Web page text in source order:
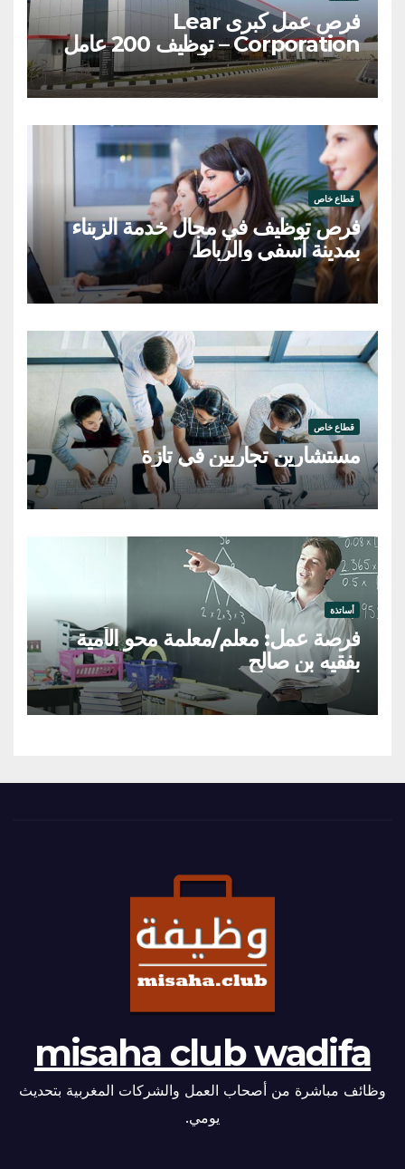
فرص عمل كبرى Lear
Corporation – توظيف 200 عامل
وعاملة
قطاع خاص
فرص توظيف في مجال خدمة الزبناء
بمدينة آسفي والرباط
قطاع خاص
مستشارين تجاريين في تازة
أساتذة
فرصة عمل: معلم/معلمة محو الأمية
بفقيه بن صالح
misaha club wadifa
وظائف مباشرة من أصحاب العمل والشركات المغربية بتحديث
يومي.